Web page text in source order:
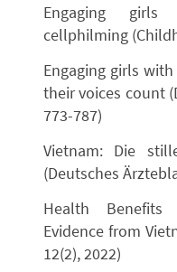
Engaging
cellphilming
Engaging girls
their voices count
773-787)
Vietnam: Die
(Deutsches
Health Benefits
Evidence from
12(2), 2022)